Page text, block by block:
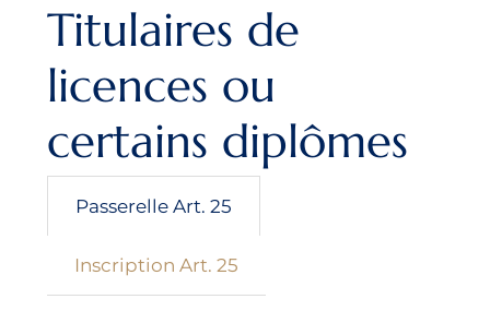
Titulaires de
licences ou
certains diplômes
Passerelle Art. 25
Inscription Art. 25